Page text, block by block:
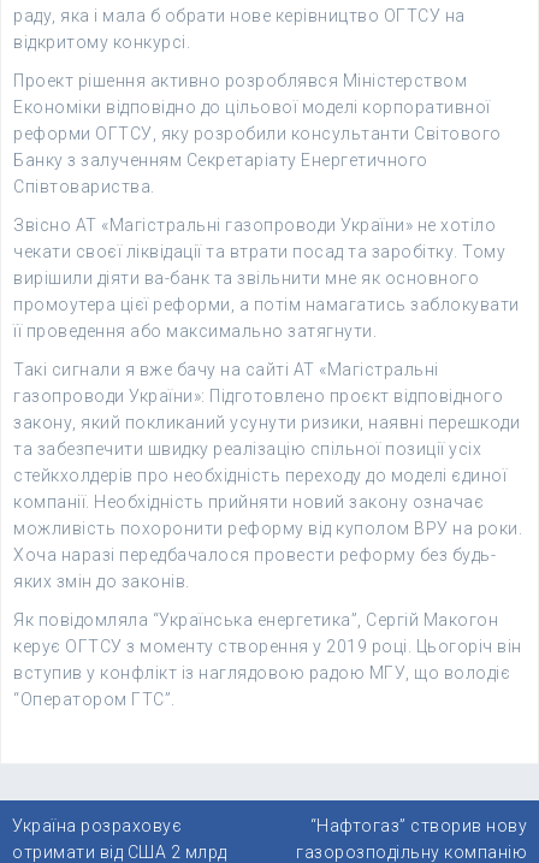
раду, яка і мала б обрати нове керівництво ОГТСУ на
відкритому конкурсі.
Проект рішення активно розроблявся Міністерством
Економіки відповідно до цільової моделі корпоративної
реформи ОГТСУ, яку розробили консультанти Світового
Банку з залученням Секретаріату Енергетичного
Співтовариства.
Звісно АТ «Магістральні газопроводи України» не хотіло
чекати своєї ліквідації та втрати посад та заробітку. Тому
вирішили діяти ва-банк та звільнити мне як основного
промоутера цієї реформи, а потім намагатись заблокувати
її проведення або максимально затягнути.
Такі сигнали я вже бачу на сайті АТ «Магістральні
газопроводи України»: Підготовлено проєкт відповідного
закону, який покликаний усунути ризики, наявні перешкоди
та забезпечити швидку реалізацію спільної позиції усіх
стейкхолдерів про необхідність переходу до моделі єдиної
компанії. Необхідність прийняти новий закону означає
можливість похоронити реформу від куполом ВРУ на роки.
Хоча наразі передбачалося провести реформу без будь-
яких змін до законів.
Як повідомляла “Українська енергетика”, Сергій Макогон
керує ОГТСУ з моменту створення у 2019 році. Цьогоріч він
вступив у конфлікт із наглядовою радою МГУ, що володіє
“Оператором ГТС”.
Навігація
записів
Україна розраховує
отримати від США 2 млрд
“Нафтогаз” створив нову
газорозподільну компанію